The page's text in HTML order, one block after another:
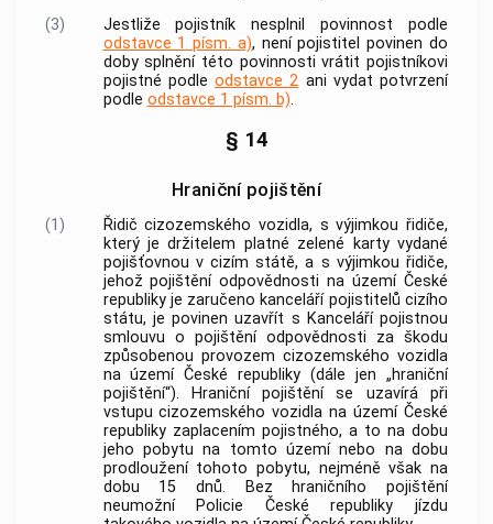
(3)
Jestliže pojistník nesplnil povinnost podle
odstavce 1 písm. a), není pojistitel povinen do
doby splnění této povinnosti vrátit pojistníkovi
pojistné podle odstavce 2 ani vydat potvrzení
podle odstavce 1 písm. b).
§ 14
Hraniční pojištění
(1)
Řidič cizozemského vozidla, s výjimkou řidiče,
který je držitelem platné zelené karty vydané
pojišťovnou v cizím státě, a s výjimkou řidiče,
jehož pojištění odpovědnosti na území České
republiky je zaručeno kanceláří pojistitelů cizího
státu, je povinen uzavřít s Kanceláří pojistnou
smlouvu o pojištění odpovědnosti za škodu
způsobenou provozem cizozemského vozidla
na území České republiky (dále jen „hraniční
pojištění“). Hraniční pojištění se uzavírá při
vstupu cizozemského vozidla na území České
republiky zaplacením pojistného, a to na dobu
jeho pobytu na tomto území nebo na dobu
prodloužení tohoto pobytu, nejméně však na
dobu 15 dnů. Bez hraničního pojištění
neumožní
Policie České republiky jízdu